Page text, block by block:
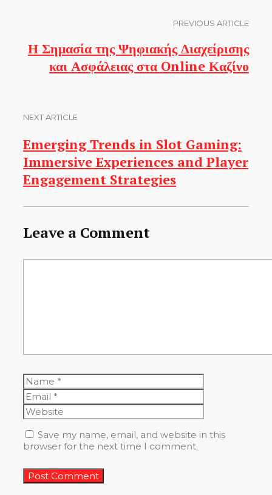
PREVIOUS ARTICLE
Η Σημασία της Ψηφιακής Διαχείρισης
και Ασφάλειας στα Online Καζίνο
NEXT ARTICLE
Emerging Trends in Slot Gaming:
Immersive Experiences and Player
Engagement Strategies
Leave a Comment
Name
Save my name, email, and website in this
browser for the next time I comment.